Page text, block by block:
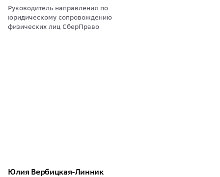
Руководитель направления по
юридическому сопровождению
физических лиц СберПраво
Юлия Вербицкая-Линник